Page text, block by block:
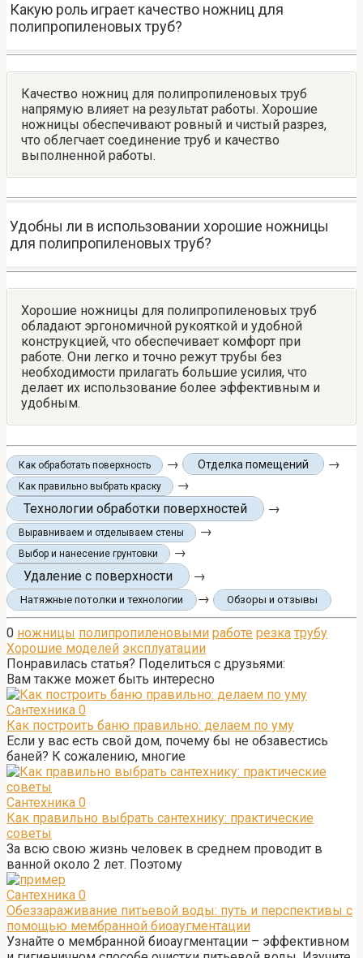
Какую роль играет качество ножниц для
полипропиленовых труб?
Качество ножниц для полипропиленовых труб
напрямую влияет на результат работы. Хорошие
ножницы обеспечивают ровный и чистый разрез,
что облегчает соединение труб и качество
выполненной работы.
Удобны ли в использовании хорошие ножницы
для полипропиленовых труб?
Хорошие ножницы для полипропиленовых труб
обладают эргономичной рукояткой и удобной
конструкцией, что обеспечивает комфорт при
работе. Они легко и точно режут трубы без
необходимости прилагать большие усилия, что
делает их использование более эффективным и
удобным.
Как обработать поверхность → Отделка помещений →
Как правильно выбрать краску
→
Технологии обработки поверхностей
→
Выравниваем и отделываем стены →
Выбор и нанесение грунтовки
→
Удаление с поверхности
→
Натяжные потолки и технологии → Обзоры и отзывы
0 ножницы полипропиленовыми работе резка трубу
Хорошие моделей эксплуатации
Понравилась статья? Поделиться с друзьями:
Вам также может быть интересно
Сантехника 0
Как построить баню правильно: делаем по уму
Если у вас есть свой дом, почему бы не обзавестись
баней? К сожалению, многие
Сантехника 0
Как правильно выбрать сантехнику: практические
советы
За всю свою жизнь человек в среднем проводит в
ванной около 2 лет. Поэтому
Сантехника 0
Обеззараживание питьевой воды: путь и перспективы с
помощью мембранной биоаугментации
Узнайте о мембранной биоаугментации – эффективном